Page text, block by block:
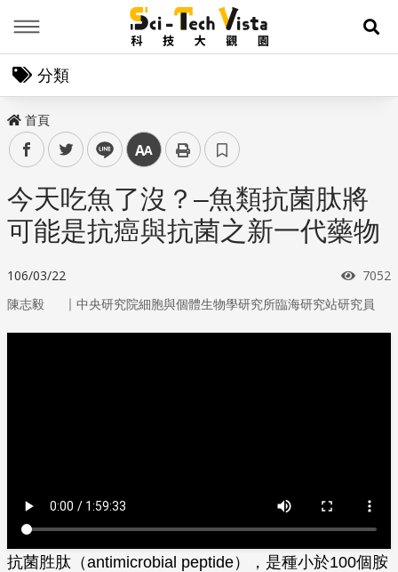
展
分類
首頁
facebooktwitter line 中
今天吃魚了沒？–魚類抗菌肽將
可能是抗癌與抗菌之新一代藥物
106/03/22 瀏覽
7052
陳志毅 ｜ 中央研究院細胞與個體生物學研究所臨海研究站研究員
抗菌胜肽（antimicrobial peptide），是種小於100個胺